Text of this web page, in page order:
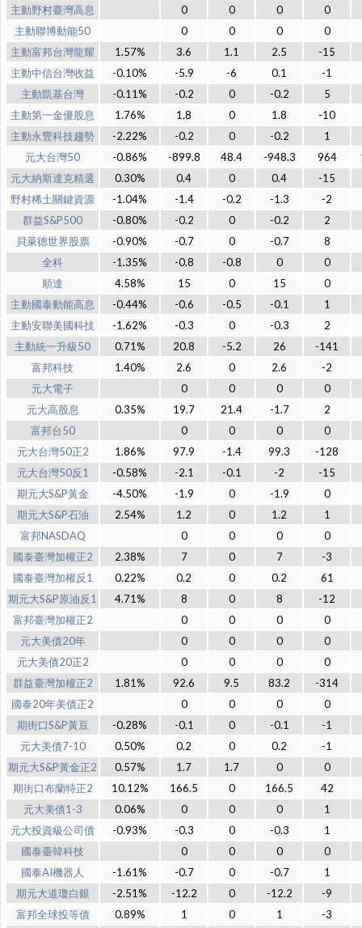
主動野村臺灣高息
0 0 0
0
主動聯博動能50
0 0 0
0
主動富邦台灣龍耀
1.57% 3.6 1.1 2.5
-15
主動中信台灣收益
-0.10% -5.9 -6 0.1
-1
主動凱基台灣
-0.11% -0.2 0 -0.2
5
主動第一金優股息
1.76% 1.8 0 1.8
-10
主動永豐科技趨勢
-2.22% -0.2 0 -0.2
1
元大台灣50
-0.86% -899.8 48.4 -948.3 964
元大納斯達克精選
0.30% 0.4 0 0.4
-15
野村稀土關鍵資源
-1.04% -1.4 -0.2 -1.3
-2
群益S&P500
-0.80% -0.2 0 -0.2
2
貝萊德世界股票
-0.90% -0.7 0 -0.7
8
全科
-1.35% -0.8 -0.8 0
0
順達
4.58% 15 0 15
0
主動國泰動能高息
-0.44% -0.6 -0.5 -0.1
1
主動安聯美國科技
-1.62% -0.3 0 -0.3
2
主動統一升級50
0.71% 20.8 -5.2 26
-141
富邦科技
1.40% 2.6 0 2.6
-2
元大電子
0 0 0
0
元大高股息
0.35% 19.7 21.4 -1.7
2
富邦台50
0 0 0
0
元大台灣50正2
1.86% 97.9 -1.4 99.3
-128
元大台灣50反1
-0.58% -2.1 -0.1 -2
-15
期元大S&P黃金
-4.50% -1.9 0 -1.9
0
期元大S&P石油
2.54% 1.2 0 1.2
1
富邦NASDAQ
0 0 0
0
國泰臺灣加權正2
2.38% 7 0 7
-3
國泰臺灣加權反1
0.22% 0.2 0 0.2
61
期元大S&P原油反1
4.71% 8 0 8
-12
富邦臺灣加權正2
0 0 0
0
元大美債20年
0 0 0
0
元大美債20正2
0 0 0
0
群益臺灣加權正2
1.81% 92.6 9.5 83.2
-314
國泰20年美債正2
0 0 0
0
期街口S&P黃豆
-0.28% -0.1 0 -0.1
-1
元大美債7-10
0.50% 0.2 0 0.2
-1
期元大S&P黃金正2
0.57% 1.7 1.7 0
0
期街口布蘭特正2
10.12% 166.5 0 166.5
42
元大美債1-3
0.06% 0 0 0
1
元大投資級公司債
-0.93% -0.3 0 -0.3
1
國泰臺韓科技
0 0 0
0
國泰AI機器人
-1.61% -0.7 0 -0.7
1
期元大道瓊白銀
-2.51% -12.2 0 -12.2
-9
富邦全球投等債
0.89% 1 0 1
-3